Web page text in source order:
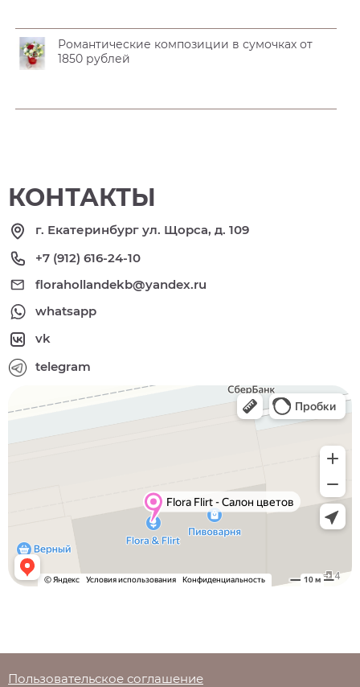
Романтические композиции в сумочках от
1850 рублей
КОНТАКТЫ
г. Екатеринбург ул. Щорса, д. 109
+7 (912) 616-24-10
florahollandekb@yandex.ru
whatsapp
vk
telegram
Пользовательское соглашение